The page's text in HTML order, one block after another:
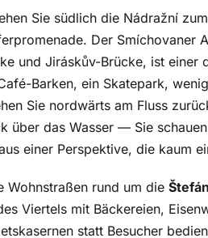
Sie südlich die Nádražní
Der Smíchovaner
und Jiráskův-Brücke, ist einer
Barken, ein Skatepark,
Sie nordwärts am Fluss
über das Wasser — Sie
einer Perspektive, die kaum
Wohnstraßen rund um die
Viertels mit Bäckereien,
statt Besucher